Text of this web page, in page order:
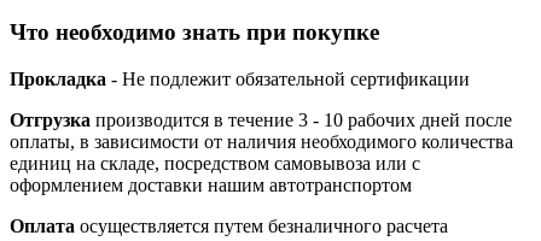
Что необходимо знать при покупке
Прокладка - Не подлежит обязательной сертификации
Отгрузка производится в течение 3 - 10 рабочих дней после
оплаты, в зависимости от наличия необходимого количества
единиц на складе, посредством самовывоза или с
оформлением доставки нашим автотранспортом
Оплата осуществляется путем безналичного расчета